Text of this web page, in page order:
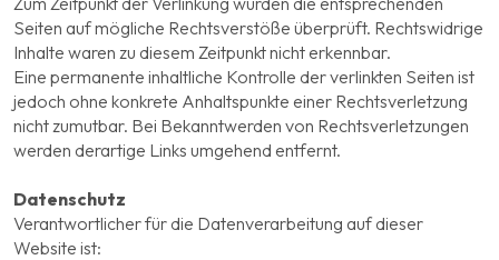
Seiten auf mögliche Rechtsverstöße überprüft. Rechtswidrige
Inhalte waren zu diesem Zeitpunkt nicht erkennbar.
Eine permanente inhaltliche Kontrolle der verlinkten Seiten ist
jedoch ohne konkrete Anhaltspunkte einer Rechtsverletzung
nicht zumutbar. Bei Bekanntwerden von Rechtsverletzungen
werden derartige Links umgehend entfernt.
Datenschutz
Verantwortlicher für die Datenverarbeitung auf dieser
Website ist: